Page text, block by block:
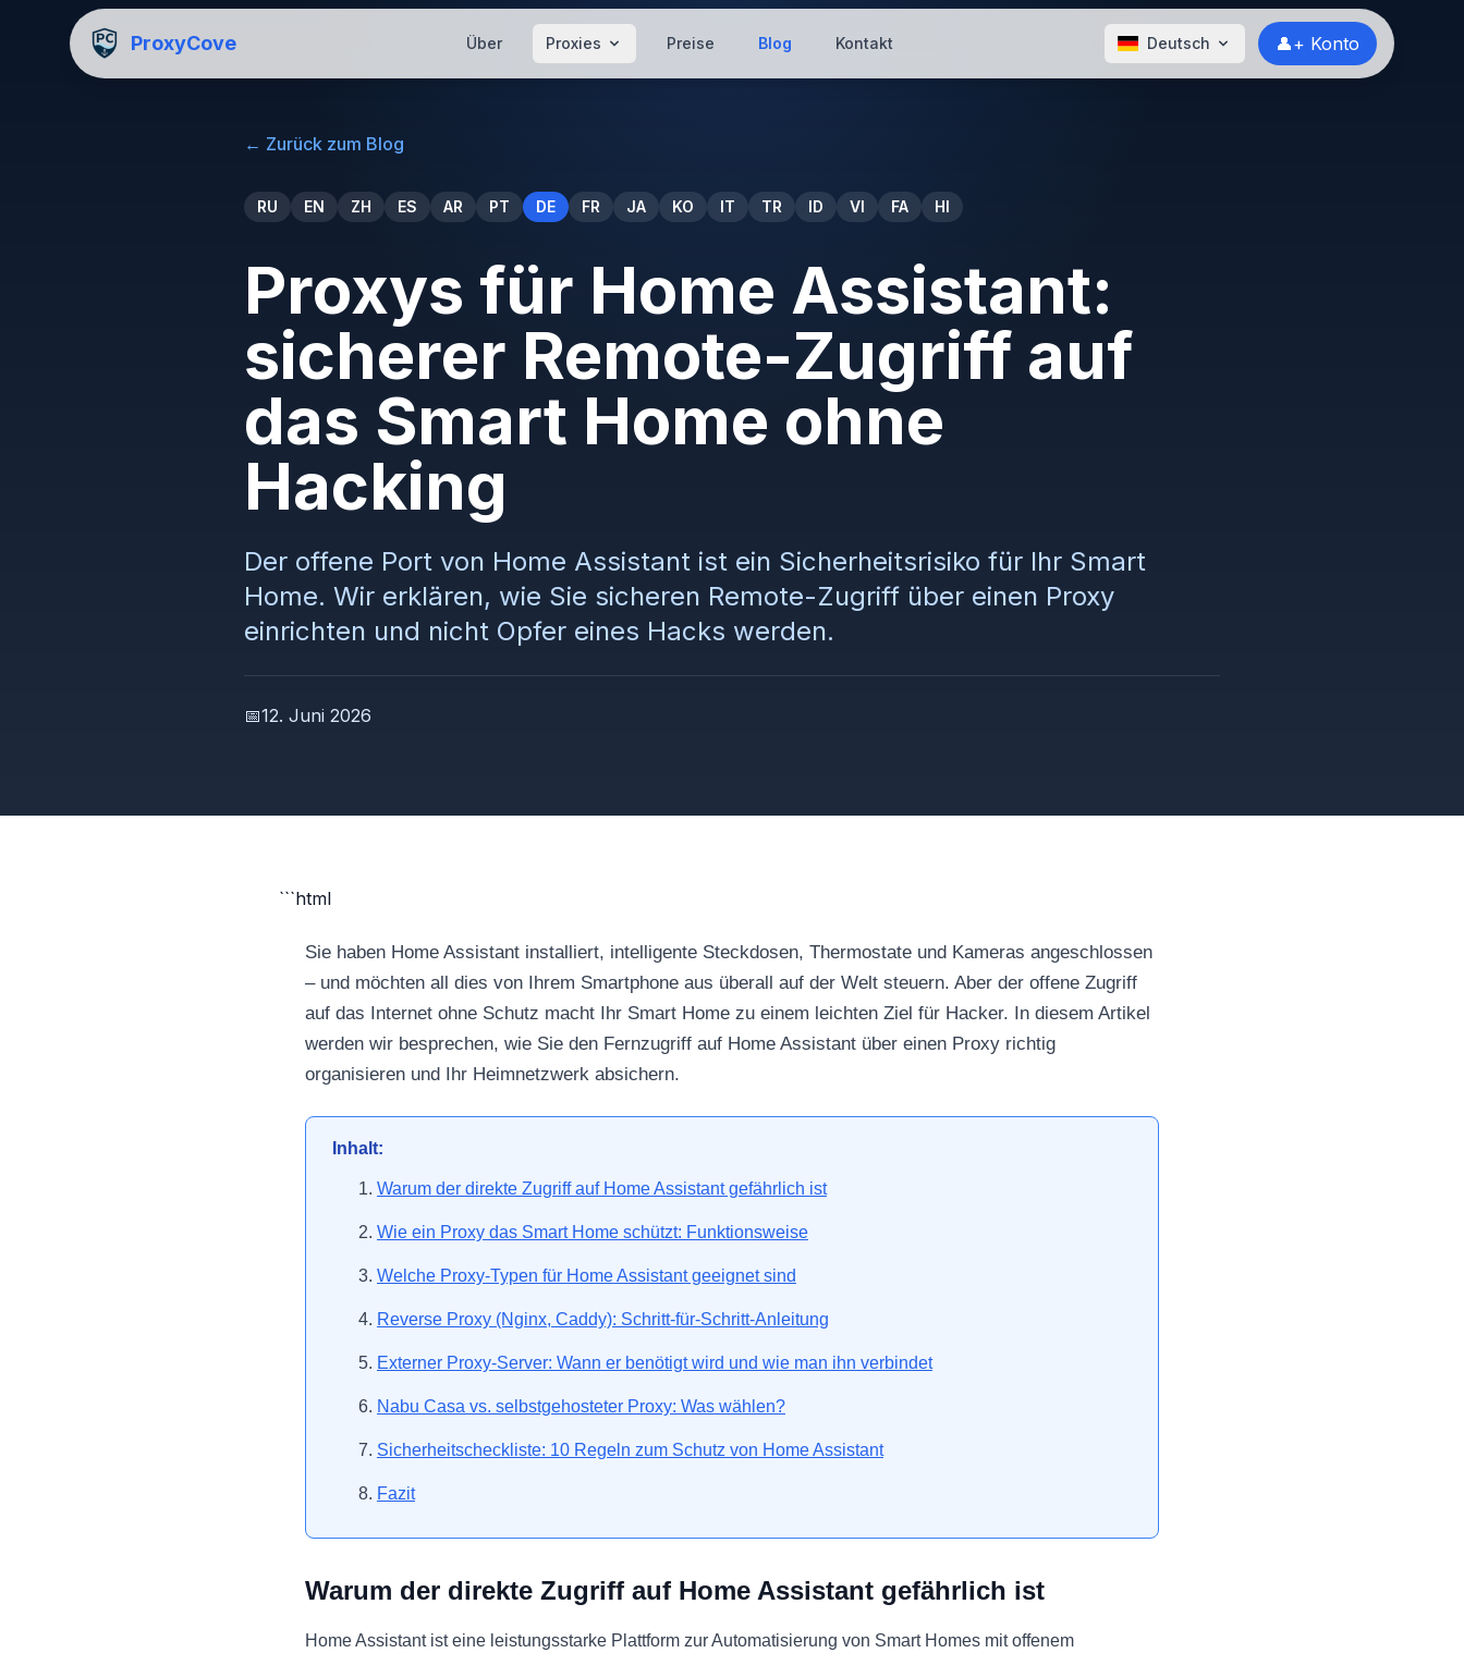
ProxyCove Über Proxies Preise Blog Kontakt Deutsch 👤+ Konto
← Zurück zum Blog
RU EN ZH ES AR PT DE FR JA KO IT TR ID VI FA HI
Proxys für Home Assistant:
sicherer Remote-Zugriff auf
das Smart Home ohne
Hacking
Der offene Port von Home Assistant ist ein Sicherheitsrisiko für Ihr Smart
Home. Wir erklären, wie Sie sicheren Remote-Zugriff über einen Proxy
einrichten und nicht Opfer eines Hacks werden.
📅12. Juni 2026
```html
Sie haben Home Assistant installiert, intelligente Steckdosen, Thermostate und Kameras angeschlossen
– und möchten all dies von Ihrem Smartphone aus überall auf der Welt steuern. Aber der offene Zugriff
auf das Internet ohne Schutz macht Ihr Smart Home zu einem leichten Ziel für Hacker. In diesem Artikel
werden wir besprechen, wie Sie den Fernzugriff auf Home Assistant über einen Proxy richtig
organisieren und Ihr Heimnetzwerk absichern.
Inhalt:
Warum der direkte Zugriff auf Home Assistant gefährlich ist
Wie ein Proxy das Smart Home schützt: Funktionsweise
Welche Proxy-Typen für Home Assistant geeignet sind
Reverse Proxy (Nginx, Caddy): Schritt-für-Schritt-Anleitung
Externer Proxy-Server: Wann er benötigt wird und wie man ihn verbindet
Nabu Casa vs. selbstgehosteter Proxy: Was wählen?
Sicherheitscheckliste: 10 Regeln zum Schutz von Home Assistant
Fazit
Warum der direkte Zugriff auf Home Assistant gefährlich ist
Home Assistant ist eine leistungsstarke Plattform zur Automatisierung von Smart Homes mit offenem